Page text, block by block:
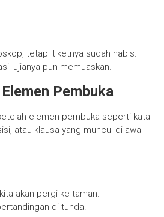
tetapi tiketnya sudah habis.
ujianya pun memuaskan.
Pembuka
elemen pembuka seperti kata
atau klausa yang muncul di awal
akan pergi ke taman.
di tunda.